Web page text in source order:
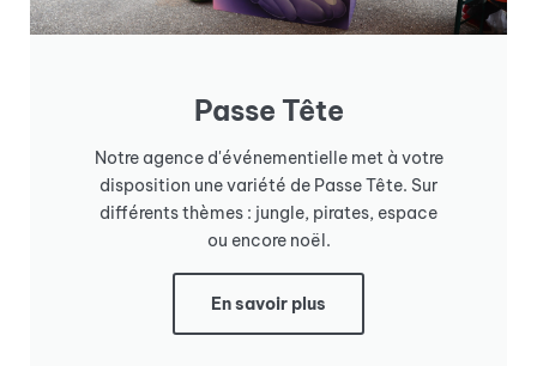
Passe Tête
Notre agence d'événementielle met à votre
disposition une variété de Passe Tête. Sur
différents thèmes : jungle, pirates, espace
ou encore noël.
En savoir plus